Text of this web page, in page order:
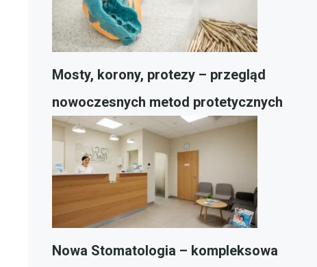
Mosty, korony, protezy – przegląd
nowoczesnych metod protetycznych
Nowa Stomatologia – kompleksowa